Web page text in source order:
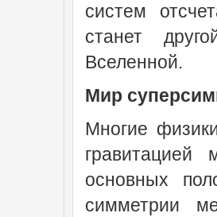
систем
станет
Вселенной.
Мир
Многие
основных
симметрии